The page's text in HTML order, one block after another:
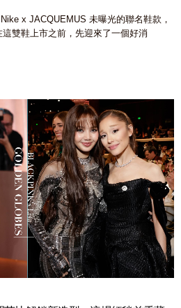
x JACQUEMUS 未曝光的聯名鞋款，
雙鞋上市之前，先迎來了一個好消